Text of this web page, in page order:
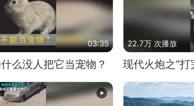
03:35
么没人把它当宠物？
22.7万 次播放
现代火炮之“打